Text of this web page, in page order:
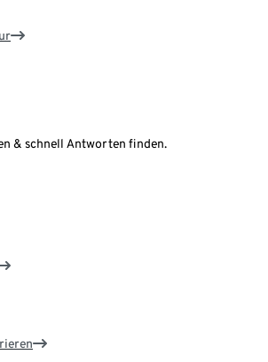
& schnell Antworten finden.